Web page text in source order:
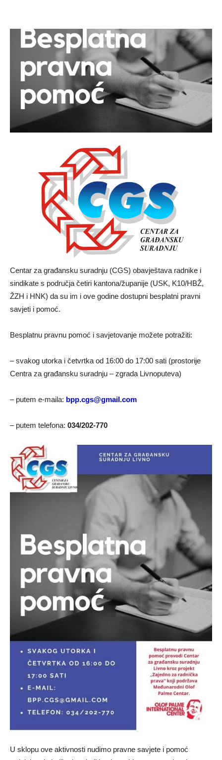
Centar za građansku suradnju (CGS) obavještava radnike i
sindikate s područja četiri kantona/županije (USK, K10/HBŽ,
ŽZH i HNK) da su im i ove godine dostupni besplatni pravni
savjeti i pomoć.
Besplatnu pravnu pomoć i savjetovanje možete potražiti:
– svakog utorka i četvrtka od 16:00 do 17:00 sati (prostorije
Centra za građansku suradnju – zgrada Livnoputeva)
– putem e-maila: bpp.cgs@gmail.com
– putem telefona: 034/202-770
U sklopu ove aktivnosti nudimo pravne savjete i pomoć